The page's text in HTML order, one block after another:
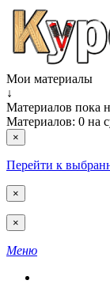
Мои материалы
↓
Материалов пока
Материалов: 0 на
×
Перейти к
×
×
Меню